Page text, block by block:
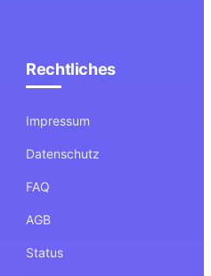
Rechtliches
Impressum
Datenschutz
FAQ
AGB
Status